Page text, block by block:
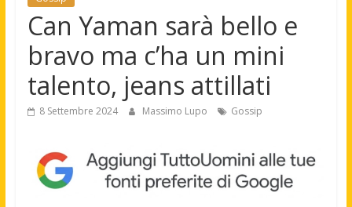
Can Yaman sarà bello e
bravo ma c’ha un mini
talento, jeans attillati
8 Settembre 2024 Massimo Lupo Gossip